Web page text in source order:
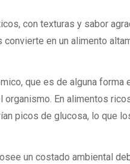
con texturas y sabor
convierte en un alimento
que es de alguna forma
En alimentos
picos de glucosa, lo que
un costado ambiental